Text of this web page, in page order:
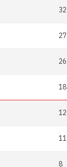
32
27
26
18
12
11
8